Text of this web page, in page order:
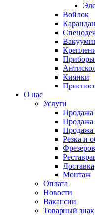
Войлок
Приборы
Киянки
О нас
Услуги
Продажа
Продажа
Продажа
Резка и
Доставка
Монтаж
Оплата
Новости
Вакансии
Товарный знак